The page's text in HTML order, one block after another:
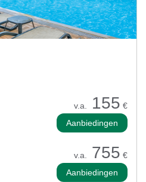
v.a. 155 €
Aanbiedingen
v.a. 755 €
Aanbiedingen